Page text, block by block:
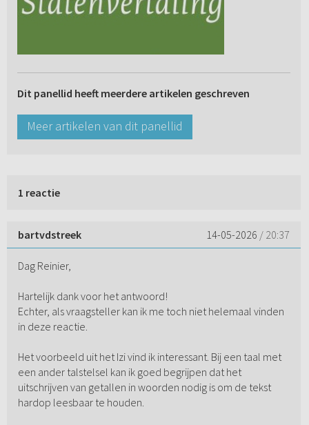
Dit panellid heeft meerdere artikelen geschreven
Meer artikelen van dit panellid
1 reactie
bartvdstreek 14-05-2026 / 20:37
Dag Reinier,
Hartelijk dank voor het antwoord!
Echter, als vraagsteller kan ik me toch niet helemaal vinden
in deze reactie.
Het voorbeeld uit het Izi vind ik interessant. Bij een taal met
een ander talstelsel kan ik goed begrijpen dat het
uitschrijven van getallen in woorden nodig is om de tekst
hardop leesbaar te houden.